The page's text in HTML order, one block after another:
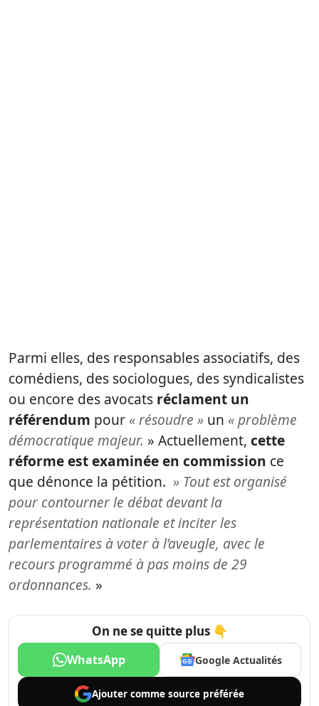
Parmi elles, des responsables associatifs, des
comédiens, des sociologues, des syndicalistes
ou encore des avocats réclament un
référendum pour « résoudre » un « problème
démocratique majeur. » Actuellement, cette
réforme est examinée en commission ce
que dénonce la pétition. » Tout est organisé
pour contourner le débat devant la
représentation nationale et inciter les
parlementaires à voter à l’aveugle, avec le
recours programmé à pas moins de 29
ordonnances. »
On ne se quitte plus 👇
WhatsApp Google Actualités
Ajouter comme source préférée